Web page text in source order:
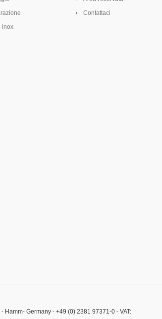
inox
Contattaci
Germany - +49 (0) 2381 97371-0 - VAT: